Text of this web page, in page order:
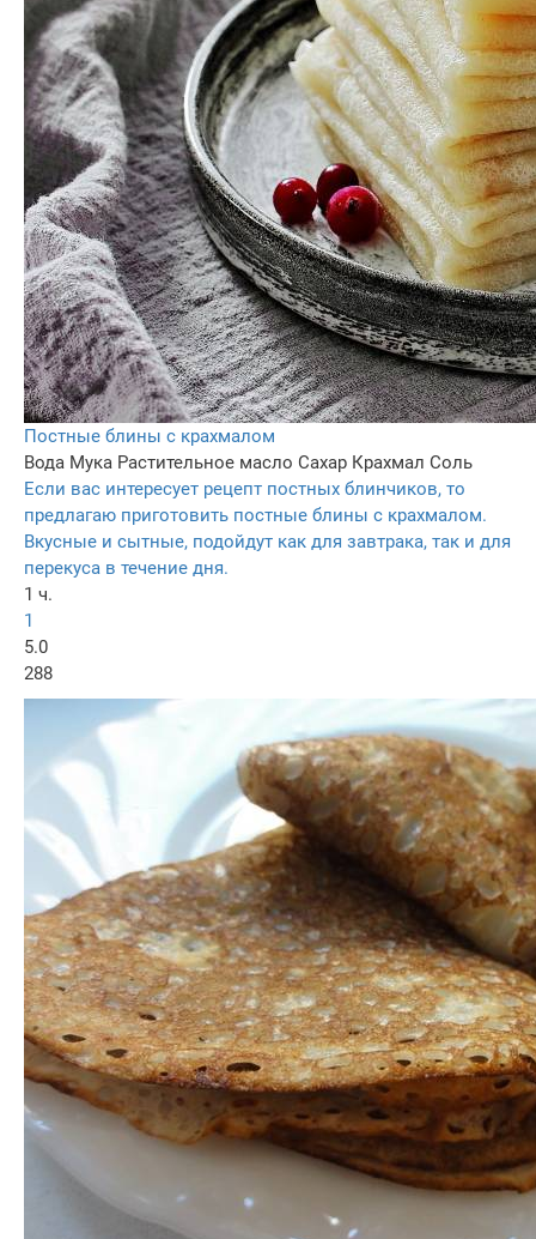
Постные блины с крахмалом
Вода Мука Растительное масло Сахар Крахмал Соль
Если вас интересует рецепт постных блинчиков, то
предлагаю приготовить постные блины с крахмалом.
Вкусные и сытные, подойдут как для завтрака, так и для
перекуса в течение дня.
1 ч.
1
5.0
288